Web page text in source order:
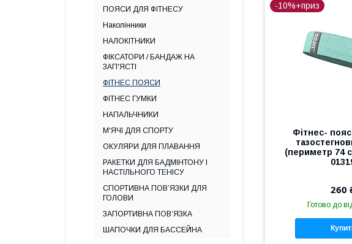
-10%+приз
Фітнес-
(периметр 74
260
Готово до
ПОЯСИ ДЛЯ ФІТНЕСУ
Наколінники
НАЛОКІТНИКИ
ФІКСАТОРИ / БАНДАЖ НА
ЗАП'ЯСТІ
ФІТНЕС ПОЯСИ
ФІТНЕС ГУМКИ
НАПАЛЬЧНИКИ
М'ЯЧІ ДЛЯ СПОРТУ
ОКУЛЯРИ ДЛЯ ПЛАВАННЯ
РАКЕТКИ ДЛЯ БАДМІНТОНУ І
НАСТІЛЬНОГО ТЕНІСУ
СПОРТИВНА ПОВ’ЯЗКИ ДЛЯ
ГОЛОВИ
ЗАПОРТИВНА ПОВ’ЯЗКА
ШАПОЧКИ ДЛЯ БАССЕЙНА